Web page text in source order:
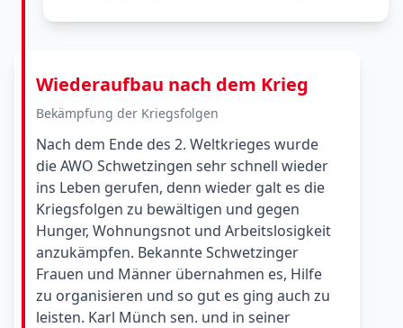
Wiederaufbau nach dem Krieg
Bekämpfung der Kriegsfolgen
Nach dem Ende des 2. Weltkrieges wurde
die AWO Schwetzingen sehr schnell wieder
ins Leben gerufen, denn wieder galt es die
Kriegsfolgen zu bewältigen und gegen
Hunger, Wohnungsnot und Arbeitslosigkeit
anzukämpfen. Bekannte Schwetzinger
Frauen und Männer übernahmen es, Hilfe
zu organisieren und so gut es ging auch zu
leisten. Karl Münch sen. und in seiner